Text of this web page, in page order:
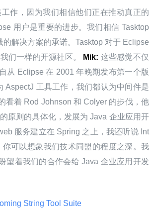
作，因为我们相信他们正在推动真正的
用户是重要的进步。我们相信 Tasktop
解决方案的承诺。Tasktop 对于 Eclipse
们一样的开源社区。
Mik: 这些感觉不仅
从 Eclipse 在 2001 年晚期发布第一个版
AspectJ 工具工作，我们都认为中间件是
看着 Rod Johnson 和 Colyer 的步伐，他
原则的具体化，发展为 Java 企业应用开
服务建立在 Spring 之上，我还听说 Int
可以想象我们技术同盟的程度之深。我
望着我们的合作会给 Java 企业应用开发
String Tool Suite